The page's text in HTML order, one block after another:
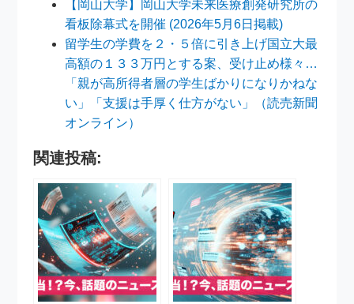
【岡山大学】岡山大学未来医療創発研究所の
看板除幕式を開催 (2026年5月6日掲載)
留学生の学費を２・５倍に引き上げ国立大最
高額の１３３万円とする案、受け止め様々…
「親が高所得者層の学生ばかりになりかねな
い」「支援は手厚く仕方がない」（読売新聞
オンライン）
関連投稿: